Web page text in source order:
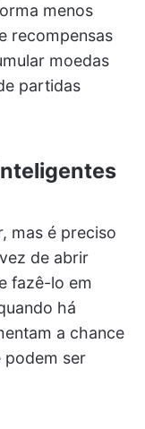
menos
recompensas
moedas
partidas
mas é preciso
de abrir
fazê-lo em
há
a chance
podem ser